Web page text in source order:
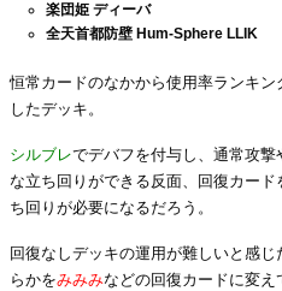
楽団姫 ディーバ
全天首都防壁 Hum-Sphere LLIK
恒常カードのなかから使用率ランキ
したデッキ。
シルブレでデバフを付与し、通常攻撃
な立ち回りができる反面、回復カー
ち回りが必要になるだろう。
回復なしデッキの運用が難しいと感じ
らかをみみみなどの回復カードに変え